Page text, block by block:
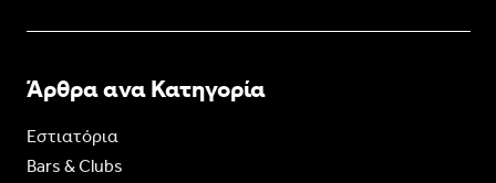
Άρθρα ανα Κατηγορία
Εστιατόρια
Bars & Clubs